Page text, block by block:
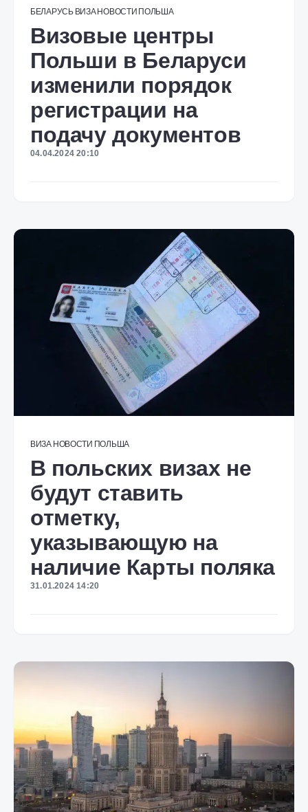
БЕЛАРУСЬ ВИЗА НОВОСТИ ПОЛЬША
Визовые центры
Польши в Беларуси
изменили порядок
регистрации на
подачу документов
04.04.2024 20:10
ВИЗА НОВОСТИ ПОЛЬША
В польских визах не
будут ставить
отметку,
указывающую на
наличие Карты поляка
31.01.2024 14:20